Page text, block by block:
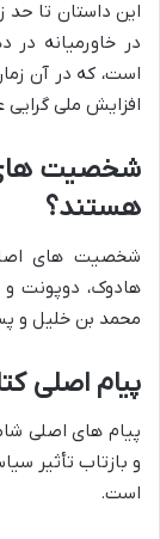
این داستان تا حد
است، که در آن
افزایش ملی گرایی
شخصیت های
هستند؟
شخصیت های
هادوک، دوپونت و
محمد بن خلیل و
پیام اصلی
پیام های اصلی
و بازتاب تأثیر
است.